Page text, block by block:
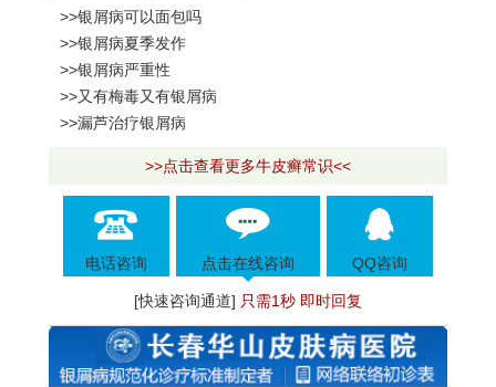
>>银屑病可以面包吗
>>银屑病夏季发作
>>银屑病严重性
>>又有梅毒又有银屑病
>>漏芦治疗银屑病
>>点击查看更多牛皮癣常识<<
电话咨询 点击在线咨询 QQ咨询
[快速咨询通道] 只需1秒 即时回复